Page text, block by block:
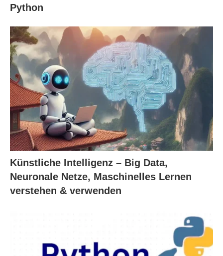
Python
Künstliche Intelligenz – Big Data,
Neuronale Netze, Maschinelles Lernen
verstehen & verwenden